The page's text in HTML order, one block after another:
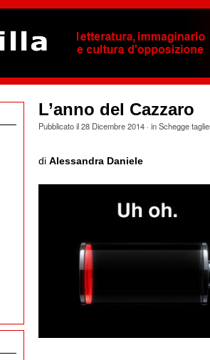
L’anno del Cazzaro
Pubblicato il28 Dicembre 2014· inSchegge
di Alessandra Daniele